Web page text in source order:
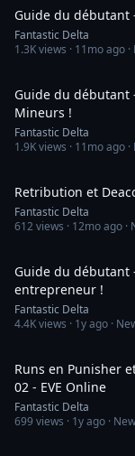
Guide du débutant
Fantastic Delta
1.3Kviews · 11mo ago
Guide du débutant
Mineurs !
Fantastic Delta
1.9Kviews · 11mo ago
Retribution et
Fantastic Delta
612views · 12mo ago ·
Guide du débutant
entrepreneur !
Fantastic Delta
4.4Kviews · 1y ago ·
Runs en Punisher
02 - EVE Online
Fantastic Delta
699views · 1y ago ·